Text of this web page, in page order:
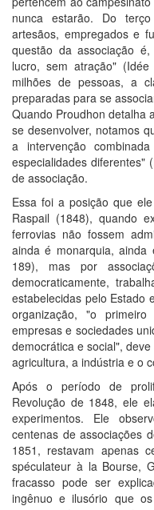
nunca estarão. Do
artesãos, empregados e
questão da associação
lucro, sem atração"
milhões de pessoas, a
preparadas para se
Quando Proudhon detalha
se desenvolver, notamos
a intervenção
especialidades diferentes"
de associação.
Essa foi a posição que
Raspail (1848), quando
ferrovias não fossem
ainda é monarquia, ainda
189), mas por
democraticamente,
estabelecidas pelo Estado
organização, "o
empresas e sociedades
democrática e social",
agricultura, a indústria e o
Após o período de
Revolução de 1848, ele
experimentos. Ele
centenas de associações
1851, restavam apenas
spéculateur à la Bourse,
fracasso pode ser
ingênuo e ilusório que